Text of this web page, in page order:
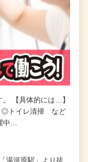
【具体的には…】
◎トイレ清掃 など
中…